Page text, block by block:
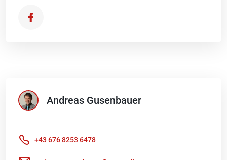
Andreas Gusenbauer
+43 676 8253 6478